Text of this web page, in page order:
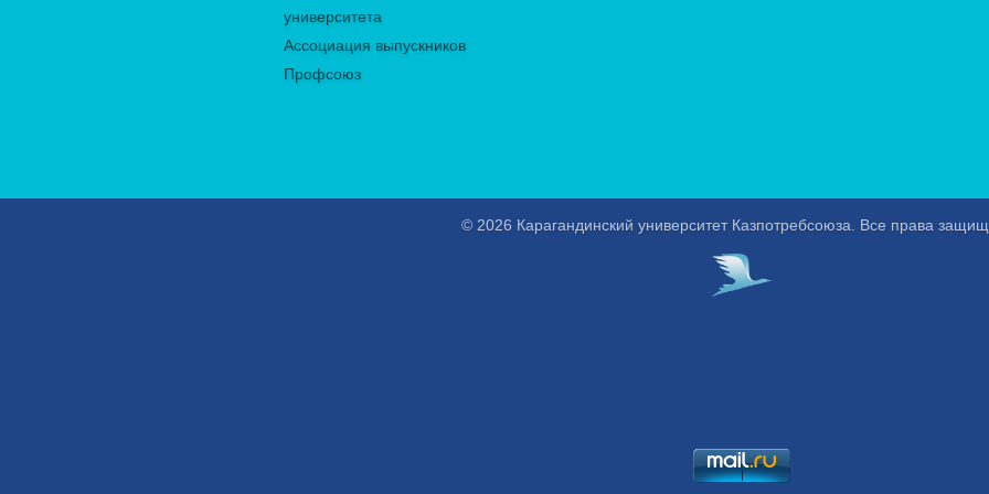
университета
Ассоциация выпускников
Профсоюз
© 2026 Карагандинский университет Казпотребсоюза. Все права